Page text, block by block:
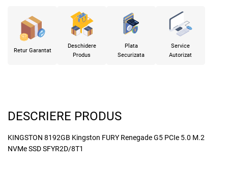
Retur Garantat
Deschidere
Produs
Plata
Securizata
Service
Autorizat
DESCRIERE PRODUS
KINGSTON 8192GB Kingston FURY Renegade G5 PCIe 5.0 M.2
NVMe SSD SFYR2D/8T1